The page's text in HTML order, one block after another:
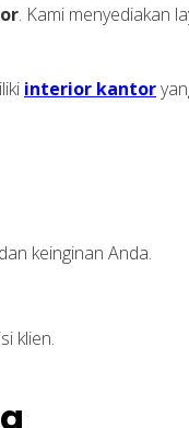
. Kami menyediakan
interior kantor
keinginan Anda.
klien.